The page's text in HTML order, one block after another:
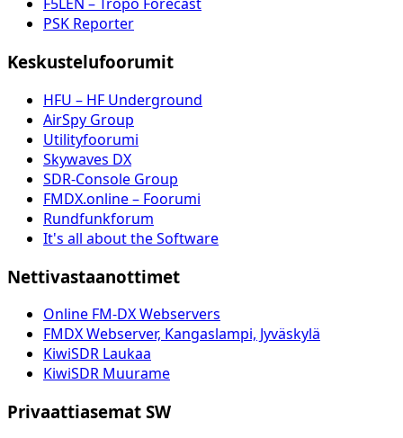
F5LEN – Tropo Forecast
PSK Reporter
Keskustelufoorumit
HFU – HF Underground
AirSpy Group
Utilityfoorumi
Skywaves DX
SDR-Console Group
FMDX.online – Foorumi
Rundfunkforum
It's all about the Software
Nettivastaanottimet
Online FM-DX Webservers
FMDX Webserver, Kangaslampi, Jyväskylä
KiwiSDR Laukaa
KiwiSDR Muurame
Privaattiasemat SW